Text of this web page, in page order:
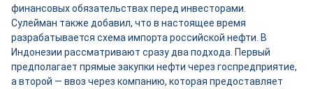
финансовых обязательствах перед инвесторами.
Сулейман также добавил, что в настоящее время
разрабатывается схема импорта российской нефти. В
Индонезии рассматривают сразу два подхода. Первый
предполагает прямые закупки нефти через госпредприятие,
а второй — ввоз через компанию, которая предоставляет